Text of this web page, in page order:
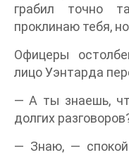
грабил точно
проклинаю тебя,
Офицеры
лицо Уэнтарда
— А ты знаешь,
долгих
— Знаю, —